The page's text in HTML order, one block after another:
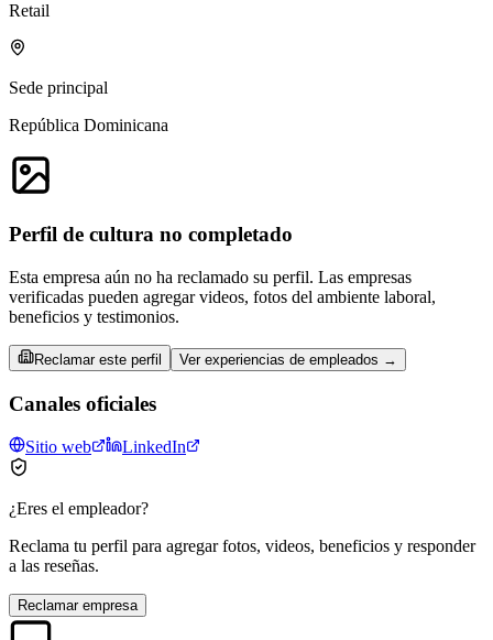
Retail
Sede principal
República Dominicana
Perfil de cultura no completado
Esta empresa aún no ha reclamado su perfil. Las empresas
verificadas pueden agregar videos, fotos del ambiente laboral,
beneficios y testimonios.
Reclamar este perfil Ver experiencias de empleados →
Canales oficiales
Sitio web LinkedIn
¿Eres el empleador?
Reclama tu perfil para agregar fotos, videos, beneficios y responder
a las reseñas.
Reclamar empresa